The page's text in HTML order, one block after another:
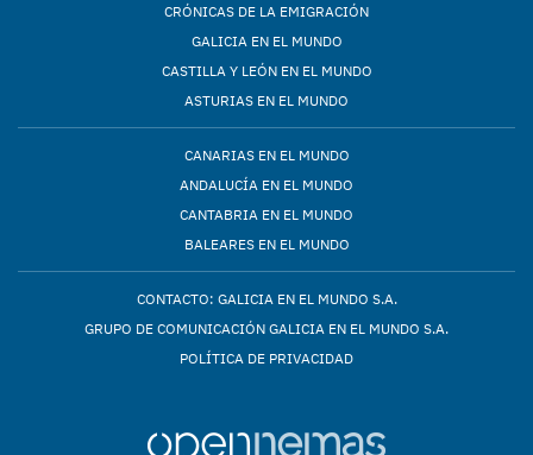
CRÓNICAS DE LA EMIGRACIÓN
GALICIA EN EL MUNDO
CASTILLA Y LEÓN EN EL MUNDO
ASTURIAS EN EL MUNDO
CANARIAS EN EL MUNDO
ANDALUCÍA EN EL MUNDO
CANTABRIA EN EL MUNDO
BALEARES EN EL MUNDO
CONTACTO: GALICIA EN EL MUNDO S.A.
GRUPO DE COMUNICACIÓN GALICIA EN EL MUNDO S.A.
POLÍTICA DE PRIVACIDAD